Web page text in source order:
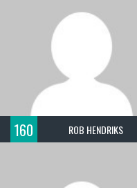
160 ROB HENDRIKS